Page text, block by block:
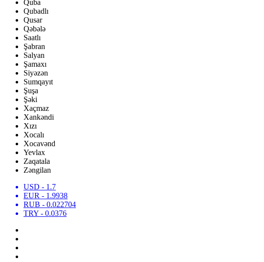
Quba
Qubadlı
Qusar
Qəbələ
Saatlı
Şabran
Salyan
Şamaxı
Siyəzən
Sumqayıt
Şuşa
Şəki
Xaçmaz
Xankəndi
Xızı
Xocalı
Xocavənd
Yevlax
Zaqatala
Zəngilan
USD - 1.7
EUR - 1.9938
RUB - 0.022704
TRY - 0.0376